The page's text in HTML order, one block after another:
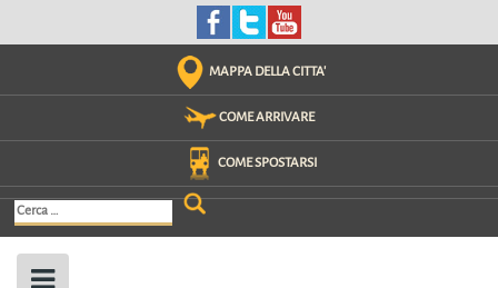
MAPPA DELLA CITTA'
COME ARRIVARE
COME SPOSTARSI
Ricerca
per: